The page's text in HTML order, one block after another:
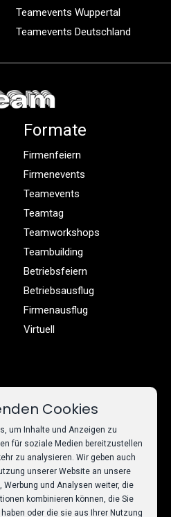
Teamevents Wuppertal
Teamevents Deutschland
Formate
Firmenfeiern
Firmenevents
Teamevents
Teamtag
Teamworkshops
Teambuilding
Betriebsfeiern
Betriebsausflug
Firmenausflug
Virtuell
Cookies
um Inhalte und Anzeigen zu
für soziale Medien bereitzustellen
zu analysieren. Wir geben auch
unserer Website an unsere
und Analysen weiter, die
kombinieren können, die Sie
oder die sie aus Ihrer Nutzung